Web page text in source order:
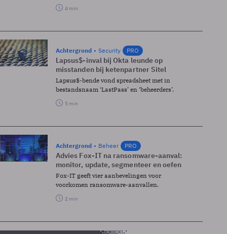
4 min
Achtergrond Security PRO
Lapsus$-inval bij Okta leunde op
misstanden bij ketenpartner Sitel
Lapsus$-bende vond spreadsheet met in
bestandsnaam ‘LastPass’ en ‘beheerders’.
5 min
Achtergrond Beheer PRO
Advies Fox-IT na ransomware-aanval:
monitor, update, segmenteer en oefen
Fox-IT geeft vier aanbevelingen voor
voorkomen ransomware-aanvallen.
2 min